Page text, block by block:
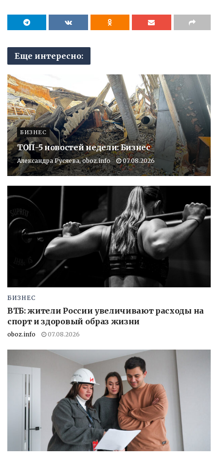
Еще интересно:
БИЗНЕС
ТОП-5 новостей недели: Бизнес
Александра Русяева, oboz.info 07.08.2026
БИЗНЕС
ВТБ: жители России увеличивают расходы на
спорт и здоровый образ жизни
oboz.info 07.08.2026